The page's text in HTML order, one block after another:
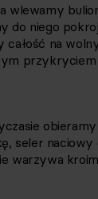
wlewamy
do niego
całość na
przykryciem
seler naciowy
warzywa